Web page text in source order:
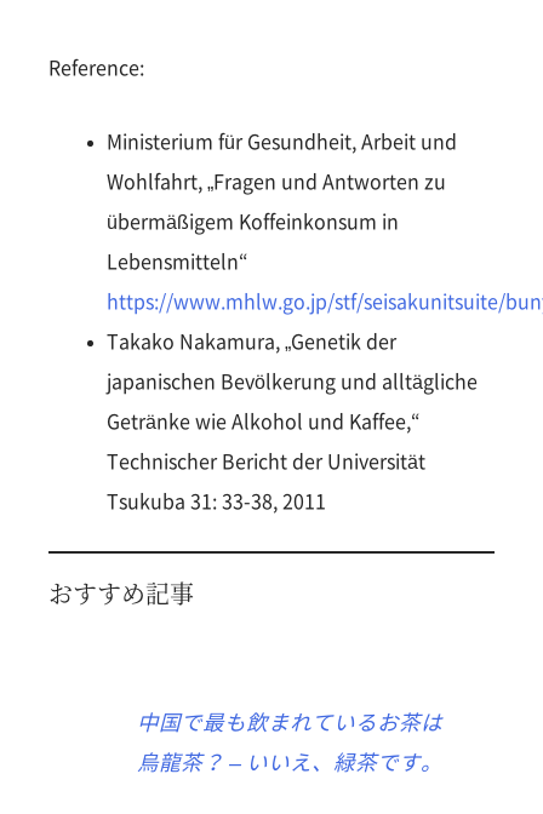
Reference:
Ministerium für Gesundheit, Arbeit und
Wohlfahrt, „Fragen und Antworten zu
übermäßigem Koffeinkonsum in
Lebensmitteln“
https://www.mhlw.go.jp/stf/seisakunitsuite/
Takako Nakamura, „Genetik der
japanischen Bevölkerung und alltägliche
Getränke wie Alkohol und Kaffee,“
Technischer Bericht der Universität
Tsukuba 31: 33-38, 2011
おすすめ記事
中国で最も飲まれているお茶は
烏龍茶？ – いいえ、緑茶です。